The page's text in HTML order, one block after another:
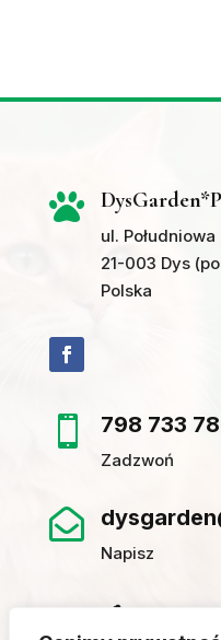

ul. Południowa
21-003 Dys
Polska
 798 733
Zadzwoń

Napisz